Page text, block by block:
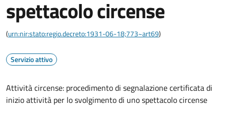
spettacolo circense
(urn:nir:stato:regio.decreto:1931-06-18;773~art69)
Servizio attivo
Attività circense: procedimento di segnalazione certificata di
inizio attività per lo svolgimento di uno spettacolo circense